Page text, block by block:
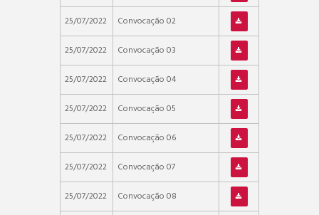
25/07/2022 Convocação 02
25/07/2022 Convocação 03
25/07/2022 Convocação 04
25/07/2022 Convocação 05
25/07/2022 Convocação 06
25/07/2022 Convocação 07
25/07/2022 Convocação 08